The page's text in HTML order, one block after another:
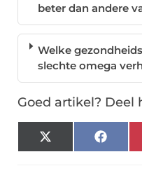
beter dan andere
Welke
slechte omega
Goed artikel? Deel
X
(Twitter)